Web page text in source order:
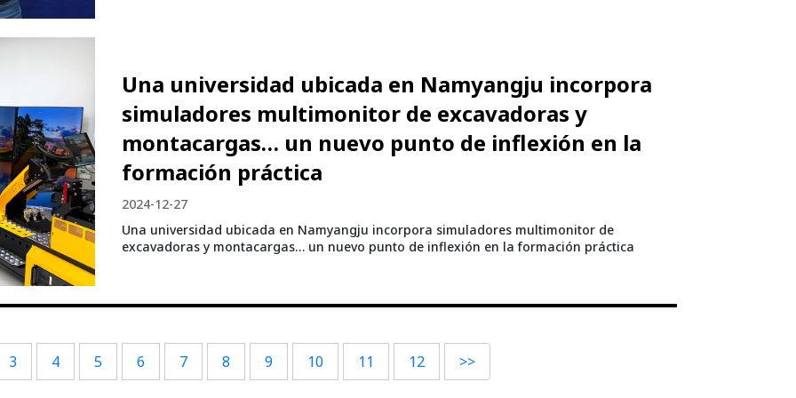
Una universidad ubicada en Namyangju incorpora
simuladores multimonitor de excavadoras y
montacargas… un nuevo punto de inflexión en la
formación práctica
2024-12-27
Una universidad ubicada en Namyangju incorpora simuladores multimonitor de
excavadoras y montacargas… un nuevo punto de inflexión en la formación práctica
3 4 5 6 7 8 9 10 11 12 >>